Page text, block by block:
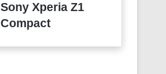
Sony Xperia Z1
Compact